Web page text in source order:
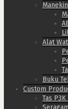
Alat
Buku
Custom
Tas